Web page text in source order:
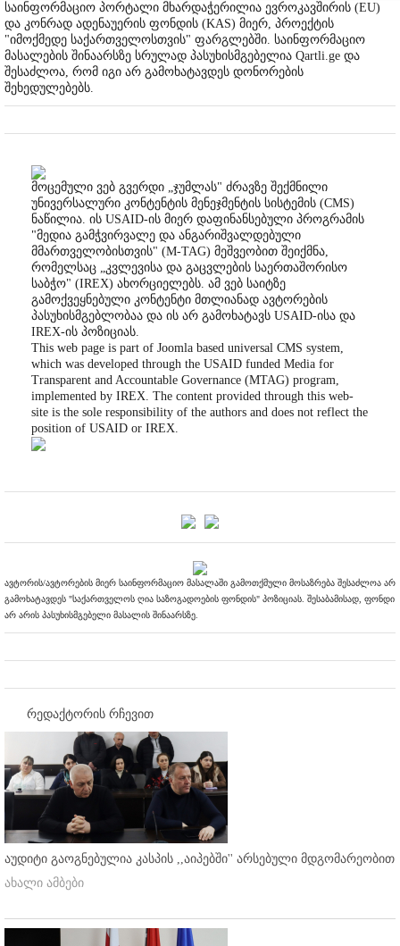
საინფორმაციო პორტალი მხარდაჭერილია ევროკავშირის (EU)
და კონრად ადენაუერის ფონდის (KAS) მიერ, პროექტის
"იმოქმედე საქართველოსთვის" ფარგლებში. საინფორმაციო
მასალების შინაარსზე სრულად პასუხისმგებელია Qartli.ge და
შესაძლოა, რომ იგი არ გამოხატავდეს დონორების
შეხედულებებს.
მოცემული ვებ გვერდი „ჯუმლას" ძრავზე შექმნილი
უნივერსალური კონტენტის მენეჯმენტის სისტემის (CMS)
ნაწილია. ის USAID-ის მიერ დაფინანსებული პროგრამის
"მედია გამჭვირვალე და ანგარიშვალდებული
მმართველობისთვის" (M-TAG) მეშვეობით შეიქმნა,
რომელსაც „კვლევისა და გაცვლების საერთაშორისო
საბჭო" (IREX) ახორციელებს. ამ ვებ საიტზე
გამოქვეყნებული კონტენტი მთლიანად ავტორების
პასუხისმგებლობაა და ის არ გამოხატავს USAID-ისა და
IREX-ის პოზიციას.
This web page is part of Joomla based universal CMS system,
which was developed through the USAID funded Media for
Transparent and Accountable Governance (MTAG) program,
implemented by IREX. The content provided through this web-
site is the sole responsibility of the authors and does not reflect the
position of USAID or IREX.
ავტორის/ავტორების მიერ საინფორმაციო მასალაში გამოთქმული მოსაზრება შესაძლოა არ
გამოხატავდეს "საქართველოს ღია საზოგადოების ფონდის" პოზიციას. შესაბამისად, ფონდი
არ არის პასუხისმგებელი მასალის შინაარსზე.
რედაქტორის რჩევით
აუდიტი გაოგნებულია კასპის ,,აიპებში'' არსებული მდგომარეობით
ახალი ამბები